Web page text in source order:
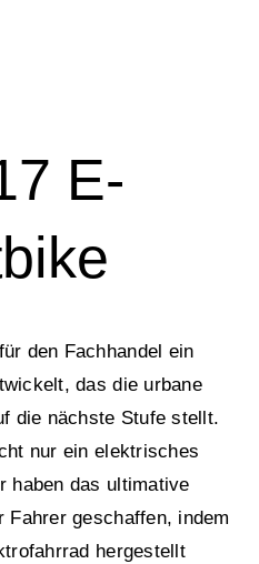
E-
den Fachhandel ein
das die urbane
die nächste Stufe stellt.
nur ein elektrisches
haben das ultimative
Fahrer geschaffen, indem
hergestellt